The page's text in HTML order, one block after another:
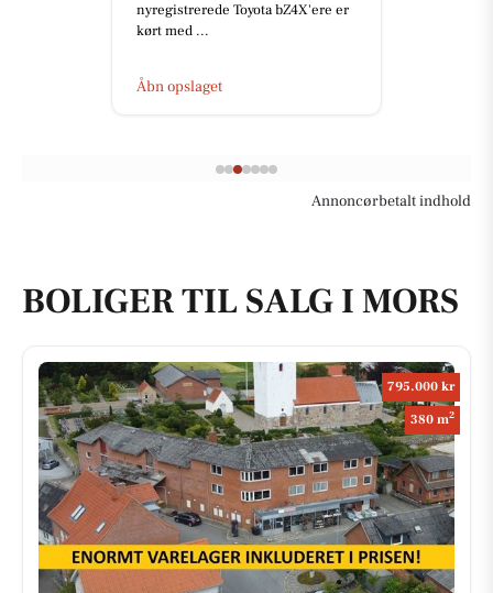
nyregistrerede Toyota bZ4X'ere er
kørt med ...
Åbn opslaget
Annoncørbetalt indhold
BOLIGER TIL SALG I MORS
795.000 kr
380 m2